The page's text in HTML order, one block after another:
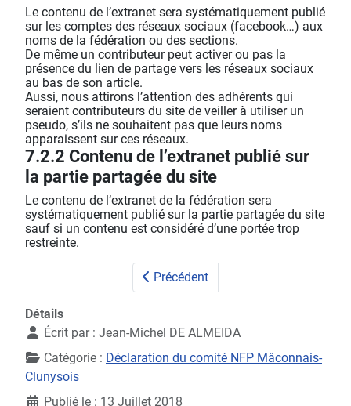
Le contenu de l’extranet sera systématiquement publié
sur les comptes des réseaux sociaux (facebook…) aux
noms de la fédération ou des sections.
De même un contributeur peut activer ou pas la
présence du lien de partage vers les réseaux sociaux
au bas de son article.
Aussi, nous attirons l’attention des adhérents qui
seraient contributeurs du site de veiller à utiliser un
pseudo, s’ils ne souhaitent pas que leurs noms
apparaissent sur ces réseaux.
7.2.2 Contenu de l’extranet publié sur
la partie partagée du site
Le contenu de l’extranet de la fédération sera
systématiquement publié sur la partie partagée du site
sauf si un contenu est considéré d’une portée trop
restreinte.
Précédent
Détails
Écrit par : Jean-Michel DE ALMEIDA
Catégorie : Déclaration du comité NFP Mâconnais-
Clunysois
Publié le : 13 Juillet 2018